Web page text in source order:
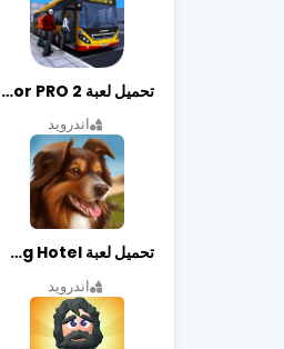
تحميل لعبة Bus Simulator PRO 2 مهكرة أخر إصدار
اندرويد
تحميل لعبة Dog Hotel مهكرة أخر إصدار
اندرويد